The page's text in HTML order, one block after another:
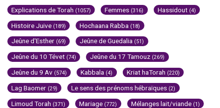
Explications de Torah (1057) Femmes (316) Hassidout (4)
Histoire Juive (189) Hochaana Rabba (18)
Jeûne d'Esther (69) Jeûne de Guedalia (51)
Jeûne du 10 Tévet (74) Jeûne du 17 Tamouz (269)
Jeûne du 9 Av (574) Kabbala (4) Kriat haTorah (220)
Lag Baomer (29) Le sens des prénoms hébraïques (2)
Limoud Torah (371) Mariage (772) Mélanges lait/viande (1)